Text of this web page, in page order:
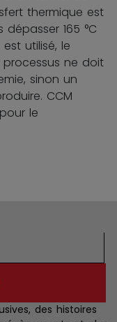
thermique est
165 °C
utilisé, le
ne doit
sinon un
CCM
le
des histoires